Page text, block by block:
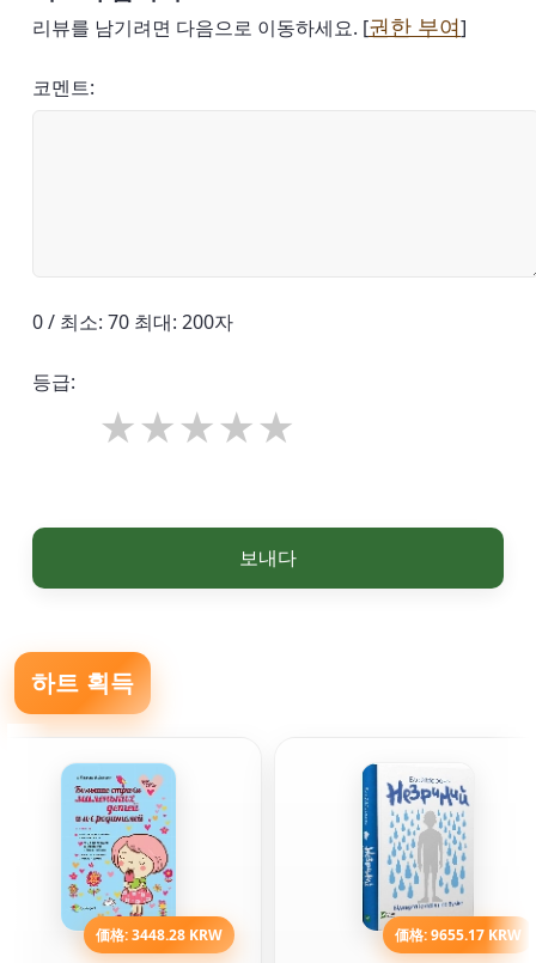
리뷰를 남기려면 다음으로 이동하세요. [권한 부여]
코멘트:
0 / 최소: 70 최대: 200자
등급:
보내다
하트 획득
価格: 3448.28 KRW 価格: 9655.17 KRW